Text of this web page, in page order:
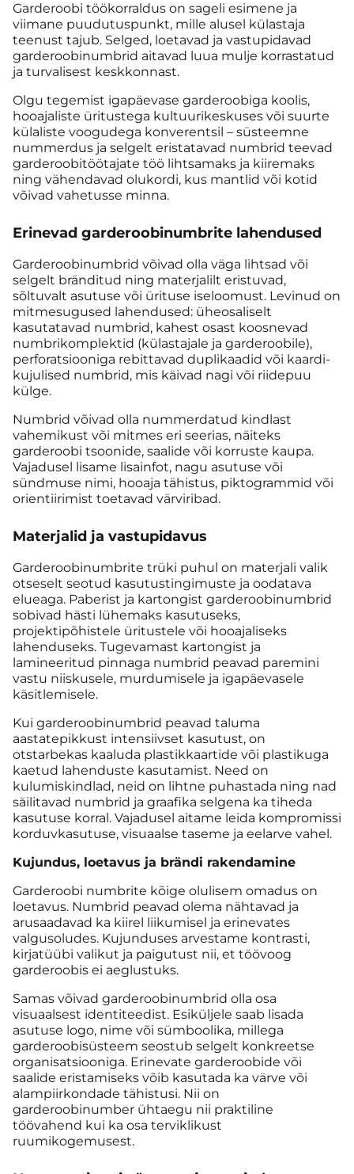
Garderoobi töökorraldus on sageli esimene ja
viimane puudutuspunkt, mille alusel külastaja
teenust tajub. Selged, loetavad ja vastupidavad
garderoobinumbrid aitavad luua mulje korrastatud
ja turvalisest keskkonnast.
Olgu tegemist igapäevase garderoobiga koolis,
hooajaliste üritustega kultuurikeskuses või suurte
külaliste voogudega konverentsil – süsteemne
nummerdus ja selgelt eristatavad numbrid teevad
garderoobitöötajate töö lihtsamaks ja kiiremaks
ning vähendavad olukordi, kus mantlid või kotid
võivad vahetusse minna.
Erinevad garderoobinumbrite lahendused
Garderoobinumbrid võivad olla väga lihtsad või
selgelt bränditud ning materjalilt eristuvad,
sõltuvalt asutuse või ürituse iseloomust. Levinud on
mitmesugused lahendused: üheosaliselt
kasutatavad numbrid, kahest osast koosnevad
numbrikomplektid (külastajale ja garderoobile),
perforatsiooniga rebittavad duplikaadid või kaardi-
kujulised numbrid, mis käivad nagi või riidepuu
külge.
Numbrid võivad olla nummerdatud kindlast
vahemikust või mitmes eri seerias, näiteks
garderoobi tsoonide, saalide või korruste kaupa.
Vajadusel lisame lisainfot, nagu asutuse või
sündmuse nimi, hooaja tähistus, piktogrammid või
orientiirimist toetavad värviribad.
Materjalid ja vastupidavus
Garderoobinumbrite trüki puhul on materjali valik
otseselt seotud kasutustingimuste ja oodatava
elueaga. Paberist ja kartongist garderoobinumbrid
sobivad hästi lühemaks kasutuseks,
projektipõhistele üritustele või hooajaliseks
lahenduseks. Tugevamast kartongist ja
lamineeritud pinnaga numbrid peavad paremini
vastu niiskusele, murdumisele ja igapäevasele
käsitlemisele.
Kui garderoobinumbrid peavad taluma
aastatepikkust intensiivset kasutust, on
otstarbekas kaaluda plastikkaartide või plastikuga
kaetud lahenduste kasutamist. Need on
kulumiskindlad, neid on lihtne puhastada ning nad
säilitavad numbrid ja graafika selgena ka tiheda
kasutuse korral. Vajadusel aitame leida kompromissi
korduvkasutuse, visuaalse taseme ja eelarve vahel.
Kujundus, loetavus ja brändi rakendamine
Garderoobi numbrite kõige olulisem omadus on
loetavus. Numbrid peavad olema nähtavad ja
arusaadavad ka kiirel liikumisel ja erinevates
valgusoludes. Kujunduses arvestame kontrasti,
kirjatüübi valikut ja paigutust nii, et töövoog
garderoobis ei aeglustuks.
Samas võivad garderoobinumbrid olla osa
visuaalsest identiteedist. Esiküljele saab lisada
asutuse logo, nime või sümboolika, millega
garderoobisüsteem seostub selgelt konkreetse
organisatsiooniga. Erinevate garderoobide või
saalide eristamiseks võib kasutada ka värve või
alampiirkondade tähistusi. Nii on
garderoobinumber ühtaegu nii praktiline
töövahend kui ka osa terviklikust
ruumikogemusest.